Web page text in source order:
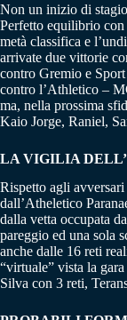
Non un inizio di
Perfetto equilibrio
metà classifica e
arrivate due vittorie
contro Gremio e
contro l’Athletico –
ma, nella prossima
Kaio Jorge, Raniel,
LA VIGILIA
Rispetto agli
dall’Atheletico
dalla vetta occupata
pareggio ed una sola
anche dalle 16 reti
“virtuale” vista la
Silva con 3 reti,